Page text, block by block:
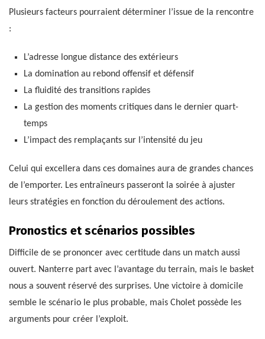
Plusieurs facteurs pourraient déterminer l’issue de la rencontre
:
L’adresse longue distance des extérieurs
La domination au rebond offensif et défensif
La fluidité des transitions rapides
La gestion des moments critiques dans le dernier quart-
temps
L’impact des remplaçants sur l’intensité du jeu
Celui qui excellera dans ces domaines aura de grandes chances
de l’emporter. Les entraîneurs passeront la soirée à ajuster
leurs stratégies en fonction du déroulement des actions.
Pronostics et scénarios possibles
Difficile de se prononcer avec certitude dans un match aussi
ouvert. Nanterre part avec l’avantage du terrain, mais le basket
nous a souvent réservé des surprises. Une victoire à domicile
semble le scénario le plus probable, mais Cholet possède les
arguments pour créer l’exploit.